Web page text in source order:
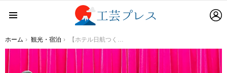
You are here:
ホーム 観光・宿泊 【ホテル日航つくば】『新春お正月ファミリーランチ＆ディナー』を2023年1月2日（月・休）に開催